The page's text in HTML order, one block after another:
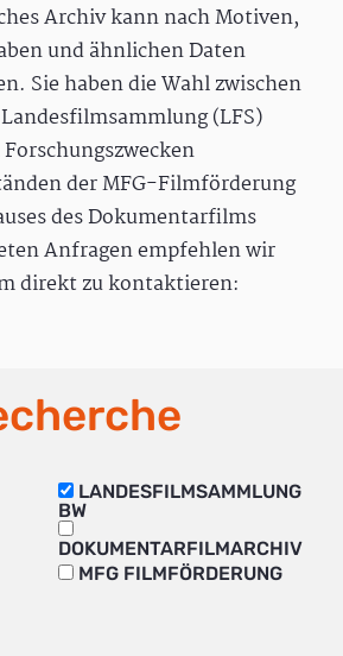
Archiv kann nach Motiven,
und ähnlichen Daten
Sie haben die Wahl zwischen
(LFS)
der MFG-Filmförderung
des Dokumentarfilms
Anfragen empfehlen wir
direkt zu kontaktieren:
LANDESFILMSAMMLUNG
BW
DOKUMENTARFILMARCHIV
MFG FILMFÖRDERUNG